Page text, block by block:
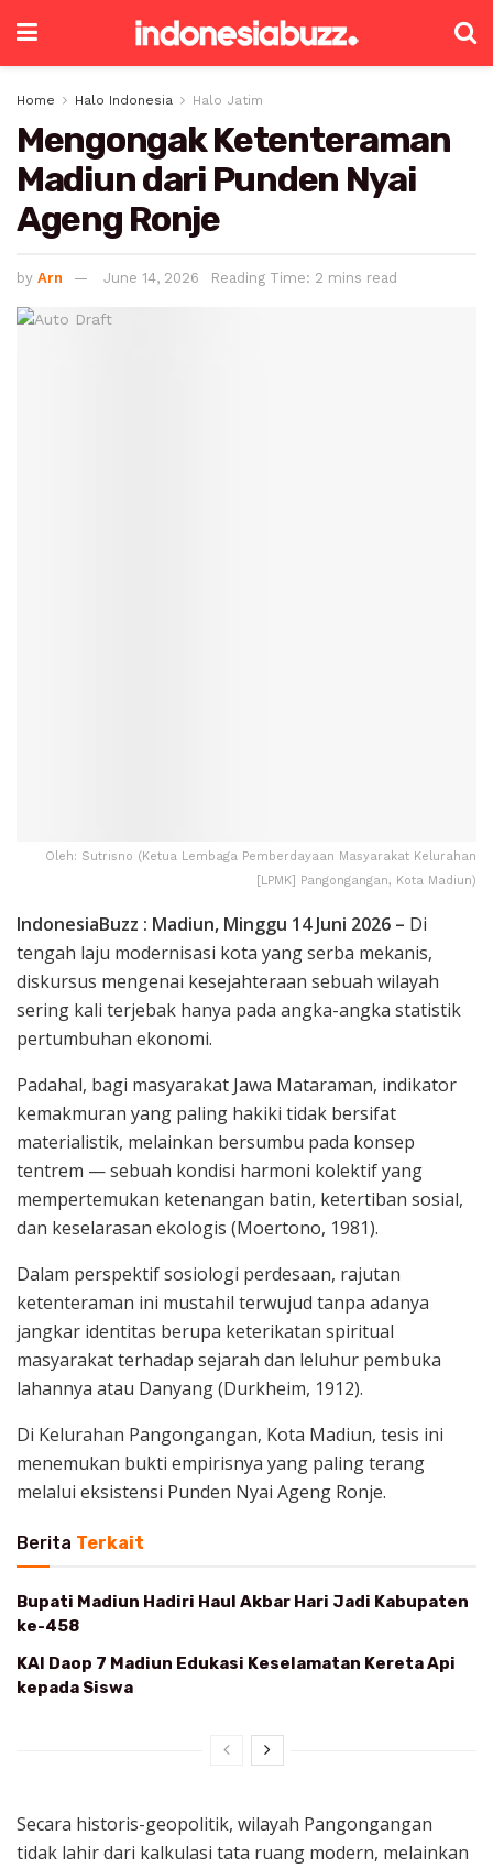
Home Halo Indonesia Halo Jatim
Mengongak Ketenteraman
Madiun dari Punden Nyai
Ageng Ronje
by Arn June 14, 2026 Reading Time: 2 mins read
Oleh: Sutrisno (Ketua Lembaga Pemberdayaan Masyarakat Kelurahan
[LPMK] Pangongangan, Kota Madiun)
IndonesiaBuzz : Madiun, Minggu 14 Juni 2026 – Di
tengah laju modernisasi kota yang serba mekanis,
diskursus mengenai kesejahteraan sebuah wilayah
sering kali terjebak hanya pada angka-angka statistik
pertumbuhan ekonomi.
Padahal, bagi masyarakat Jawa Mataraman, indikator
kemakmuran yang paling hakiki tidak bersifat
materialistik, melainkan bersumbu pada konsep
tentrem — sebuah kondisi harmoni kolektif yang
mempertemukan ketenangan batin, ketertiban sosial,
dan keselarasan ekologis (Moertono, 1981).
Dalam perspektif sosiologi perdesaan, rajutan
ketenteraman ini mustahil terwujud tanpa adanya
jangkar identitas berupa keterikatan spiritual
masyarakat terhadap sejarah dan leluhur pembuka
lahannya atau Danyang (Durkheim, 1912).
Di Kelurahan Pangongangan, Kota Madiun, tesis ini
menemukan bukti empirisnya yang paling terang
melalui eksistensi Punden Nyai Ageng Ronje.
Berita Terkait
Bupati Madiun Hadiri Haul Akbar Hari Jadi Kabupaten
ke-458
KAI Daop 7 Madiun Edukasi Keselamatan Kereta Api
kepada Siswa
Secara historis-geopolitik, wilayah Pangongangan
tidak lahir dari kalkulasi tata ruang modern, melainkan